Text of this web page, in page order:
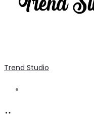
Trend Studio